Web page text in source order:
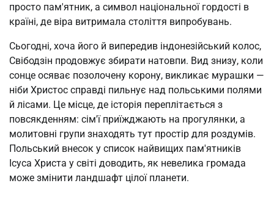
просто пам'ятник, а символ національної гордості в
країні, де віра витримала століття випробувань.
Сьогодні, хоча його й випередив індонезійський колос,
Свібодзін продовжує збирати натовпи. Вид знизу, коли
сонце осяває позолочену корону, викликає мурашки —
ніби Христос справді пильнує над польськими полями
й лісами. Це місце, де історія переплітається з
повсякденням: сім'ї приїжджають на прогулянки, а
молитовні групи знаходять тут простір для роздумів.
Польський внесок у список найвищих пам'ятників
Ісуса Христа у світі доводить, як невелика громада
може змінити ландшафт цілої планети.